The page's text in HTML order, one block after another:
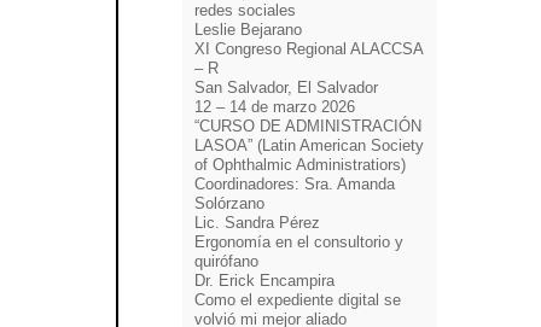
redes sociales
Leslie Bejarano
XI Congreso Regional ALACCSA
– R
San Salvador, El Salvador
12 – 14 de marzo 2026
“CURSO DE ADMINISTRACIÓN
LASOA” (Latin American Society
of Ophthalmic Administratiors)
Coordinadores: Sra. Amanda
Solórzano
Lic. Sandra Pérez
Ergonomía en el consultorio y
quirófano
Dr. Erick Encampira
Como el expediente digital se
volvió mi mejor aliado